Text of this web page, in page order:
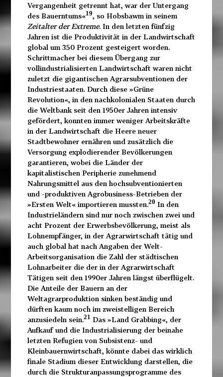
Vergangenheit getrennt hat, war der Untergang
des Bauerntums«19, so Hobsbawm in seinem
Zeitalter der Extreme. In den letzten fünfzig
Jahren ist die Produktivität in der Landwirtschaft
global um 350 Prozent gesteigert worden.
Schrittmacher bei diesem Übergang zur
vollindustrialisierten Landwirtschaft waren nicht
zuletzt die gigantischen Agrarsubventionen der
Industriestaaten. Durch diese »Grüne
Revolution«, in den nachkolonialen Staaten durch
die Weltbank seit den 1950er Jahren intensiv
gefördert, konnten immer weniger Arbeitskräfte
in der Landwirtschaft die Heere neuer
Stadtbewohner ernähren und zusätzlich die
Versorgung explodierender Bevölkerungen
garantieren, wobei die Länder der
kapitalistischen Peripherie zunehmend
Nahrungsmittel aus den hochsubventionierten
und -produktiven Agrobusiness-Betrieben der
»Ersten Welt« importieren mussten.20 In den
Industrieländern sind nur noch zwischen zwei und
acht Prozent der Erwerbsbevölkerung, meist als
Lohnempfänger, in der Agrarwirtschaft tätig und
auch global hat nach Angaben der Welt-
Arbeitsorganisation die Zahl der städtischen
Lohnarbeiter die der in der Agrarwirtschaft
Tätigen seit den 1990er Jahren längst überflügelt.
Die Anteile der Bauern an der
Weltagrarproduktion sinken beständig und
dürften kaum noch im zweistelligen Bereich
anzusiedeln sein.21 Das »Land Grabbing«, der
Aufkauf und die Industrialisierung der beinahe
letzten Refugien von Subsistenz- und
Kleinbauernwirtschaft, könnte dabei das wirklich
finale Stadium dieser Entwicklung darstellen, die
durch die Strukturanpassungsprogramme des